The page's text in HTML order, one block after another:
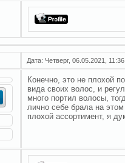
Дата: Четверг, 06.05.2021,
Конечно, это не плохой
вида своих волос, и
много портил волосы,
лично себе брала на
плохой ассортимент, я